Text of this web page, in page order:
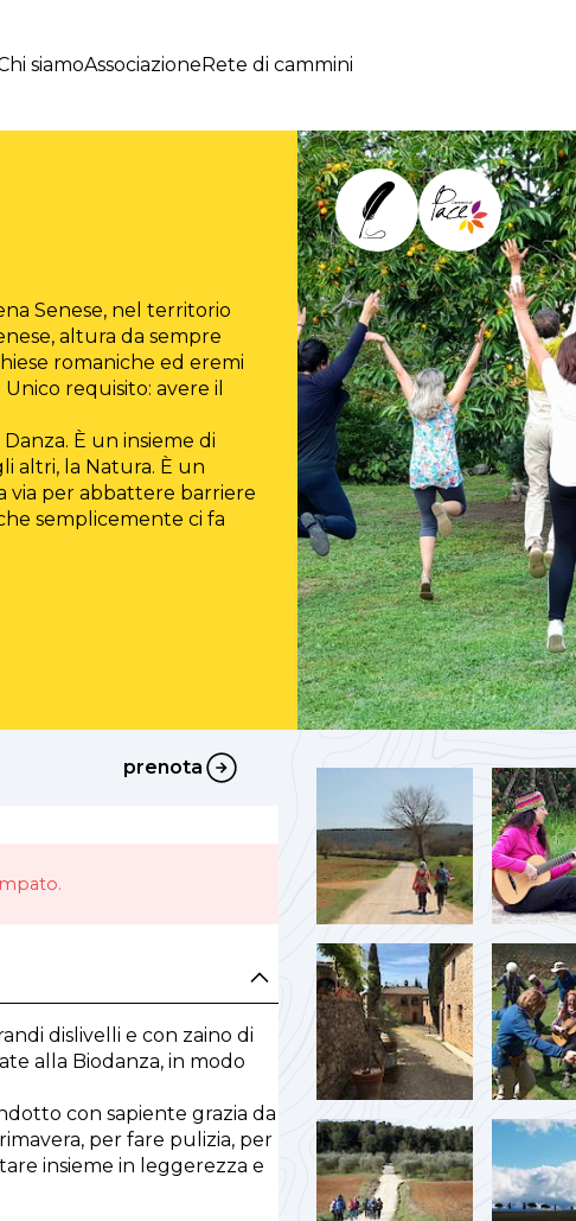
siamoAssociazioneRete di cammini
Senese, nel territorio
altura da sempre
romaniche ed eremi
requisito: avere il
È un insieme di
altri, la Natura. È un
via per abbattere barriere
semplicemente ci fa
prenota prenota
dislivelli e con zaino di
alla Biodanza, in modo
con sapiente grazia da
per fare pulizia, per
insieme in leggerezza e